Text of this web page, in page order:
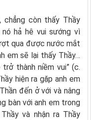
chẳng còn thấy Thầy
hả hê vui sướng vì
qua được nước mắt
em sẽ lại thấy Thầy…
thành niềm vui” (c.
hiện ra gặp anh em
đến ở với và nâng
bàn với anh em trong
và nhận ra Thầy